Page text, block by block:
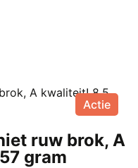
Actie
ruw brok, A
gram